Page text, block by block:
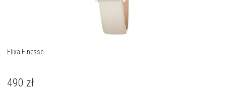
Elixa Finesse
490 zł